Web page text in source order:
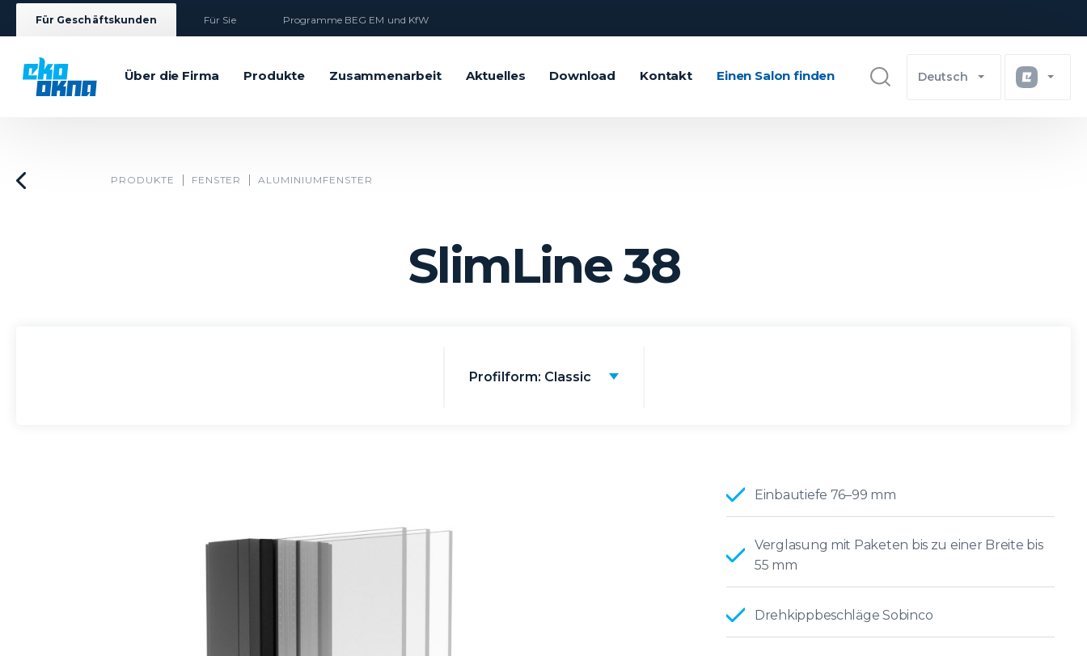
Für Geschäftskunden Für Sie Programme BEG EM und KfW
Über die Firma Produkte Zusammenarbeit Aktuelles Download Kontakt Einen Salon finden Deutsch
PRODUKTE FENSTER ALUMINIUMFENSTER
SlimLine 38
Profilform: Classic
Einbautiefe 76–99 mm
Verglasung mit Paketen bis zu einer Breite bis
55 mm
Drehkippbeschläge Sobinco